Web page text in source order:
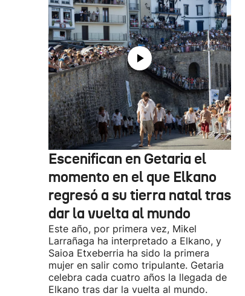
Escenifican en Getaria el
momento en el que Elkano
regresó a su tierra natal tras
dar la vuelta al mundo
Este año, por primera vez, Mikel
Larrañaga ha interpretado a Elkano, y
Saioa Etxeberria ha sido la primera
mujer en salir como tripulante. Getaria
celebra cada cuatro años la llegada de
Elkano tras dar la vuelta al mundo.